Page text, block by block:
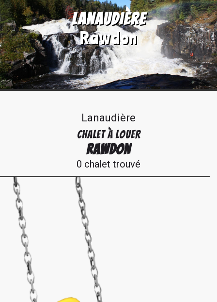
Lanaudière
Rawdon
Lanaudière
CHALET À LOUER
RAWDON
0 chalet trouvé